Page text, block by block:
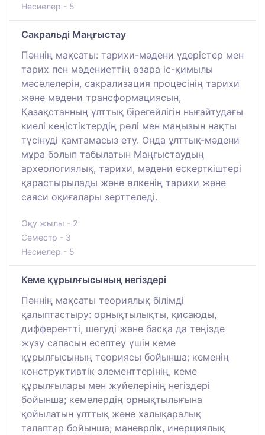
Несиелер - 5
Сакральді Маңғыстау
Пәннің мақсаты: тарихи-мәдени үдерістер мен
тарих пен мәдениеттің өзара іс-қимылы
мәселелерін, сакрализация процесінің тарихи
және мәдени трансформациясын,
Қазақстанның ұлттық бірегейлігін нығайтудағы
киелі кеңістіктердің рөлі мен маңызын нақты
түсінуді қамтамасыз ету. Онда ұлттық-мәдени
мұра болып табылатын Маңғыстаудың
археологиялық, тарихи, мәдени ескерткіштері
қарастырылады және өлкенің тарихи және
саяси оқиғалары зерттеледі.
Оқу жылы - 2
Семестр - 3
Несиелер - 5
Кеме құрылғысының негіздері
Пәннің мақсаты теориялық білімді
қалыптастыру: орнықтылықты, қисаюды,
дифферентті, шөгуді және басқа да теңізде
жүзу сапасын есептеу үшін кеме
құрылғысының теориясы бойынша; кеменің
конструктивтік элементтерінің, кеме
құрылғылары мен жүйелерінің негіздері
бойынша; кемелердің орнықтылығына
қойылатын ұлттық және халықаралық
талаптар бойынша; маневрлік, инерциялық